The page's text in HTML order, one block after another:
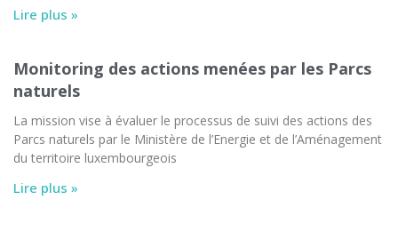
Lire plus »
Monitoring des actions menées par les Parcs
naturels
La mission vise à évaluer le processus de suivi des actions des
Parcs naturels par le Ministère de l’Energie et de l’Aménagement
du territoire luxembourgeois
Lire plus »